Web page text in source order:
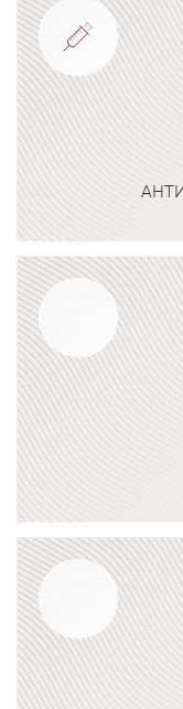
Подробнее о
Подробнее о